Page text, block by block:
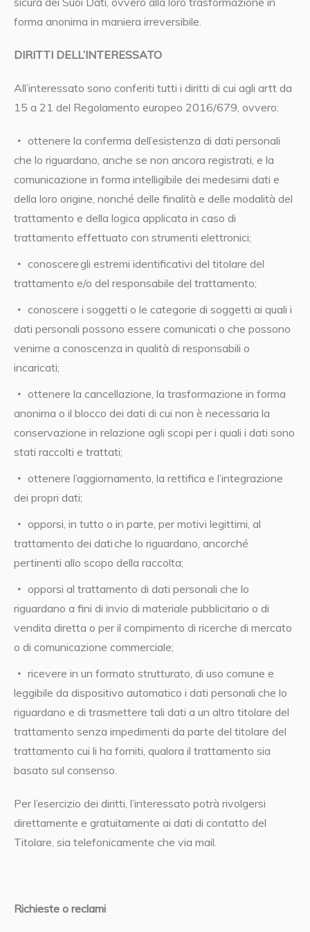
forma anonima in maniera irreversibile.
DIRITTI DELL’INTERESSATO
All’interessato sono conferiti tutti i diritti di cui agli artt da
15 a 21 del Regolamento europeo 2016/679, ovvero:
ottenere la conferma dell’esistenza di dati personali
che lo riguardano, anche se non ancora registrati, e la
comunicazione in forma intelligibile dei medesimi dati e
della loro origine, nonché delle finalità e delle modalità del
trattamento e della logica applicata in caso di
trattamento effettuato con strumenti elettronici;
conoscere gli estremi identificativi del titolare del
trattamento e/o del responsabile del trattamento;
conoscere i soggetti o le categorie di soggetti ai quali i
dati personali possono essere comunicati o che possono
venirne a conoscenza in qualità di responsabili o
incaricati;
ottenere la cancellazione, la trasformazione in forma
anonima o il blocco dei dati di cui non è necessaria la
conservazione in relazione agli scopi per i quali i dati sono
stati raccolti e trattati;
ottenere l’aggiornamento, la rettifica e l’integrazione
dei propri dati;
opporsi, in tutto o in parte, per motivi legittimi, al
trattamento dei dati che lo riguardano, ancorché
pertinenti allo scopo della raccolta;
opporsi al trattamento di dati personali che lo
riguardano a fini di invio di materiale pubblicitario o di
vendita diretta o per il compimento di ricerche di mercato
o di comunicazione commerciale;
ricevere in un formato strutturato, di uso comune e
leggibile da dispositivo automatico i dati personali che lo
riguardano e di trasmettere tali dati a un altro titolare del
trattamento senza impedimenti da parte del titolare del
trattamento cui li ha forniti, qualora il trattamento sia
basato sul consenso.
Per l’esercizio dei diritti, l’interessato potrà rivolgersi
direttamente e gratuitamente ai dati di contatto del
Titolare, sia telefonicamente che via mail.
Richieste o reclami